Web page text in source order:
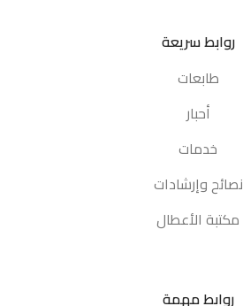
روابط مهمة
روابط سريعة
طابعات
أحبار
خدمات
نصائح وإرشادات
مكتبة الأعطال